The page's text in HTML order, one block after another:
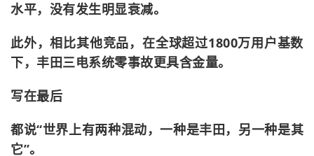
水平，没有发生明显衰减。
此外，相比其他竞品，在全球超过1800万用户基数
下，丰田三电系统零事故更具含金量。
写在最后
都说“世界上有两种混动，一种是丰田，另一种是其
它”。